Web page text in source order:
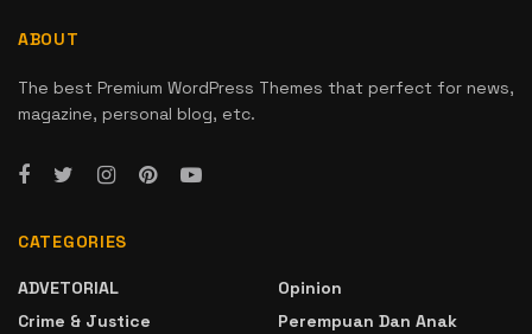
ABOUT
The best Premium WordPress Themes that perfect for news,
magazine, personal blog, etc.
CATEGORIES
ADVETORIAL
Crime & Justice
Opinion
Perempuan Dan Anak